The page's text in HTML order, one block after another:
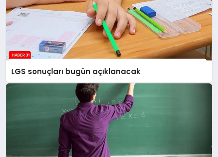
LGS sonuçları bugün açıklanacak